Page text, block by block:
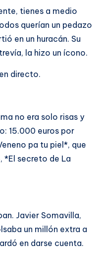
tienes a medio
querían un pedazo
en un huracán. Su
la hizo un ícono.
directo.
no era solo risas y
15.000 euros por
pa tu piel*, que
*El secreto de La
Javier Somavilla,
un millón extra a
en darse cuenta.